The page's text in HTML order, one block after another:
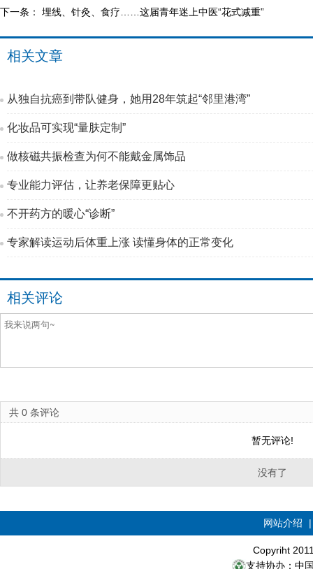
下一条： 埋线、针灸、食疗……这届青年迷上中医“花式减重”
相关文章
从独自抗癌到带队健身，她用28年筑起“邻里港湾”
化妆品可实现“量肤定制”
做核磁共振检查为何不能戴金属饰品
专业能力评估，让养老保障更贴心
不开药方的暖心“诊断”
专家解读运动后体重上涨 读懂身体的正常变化
相关评论
共 0 条评论
暂无评论!
没有了
网站介绍
Copyriht
支持协办：中